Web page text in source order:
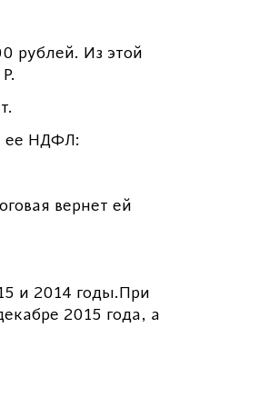
рублей. Из этой
ее НДФЛ:
вернет ей
и 2014 годы.При
2015 года, а